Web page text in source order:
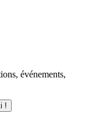
événements,
!